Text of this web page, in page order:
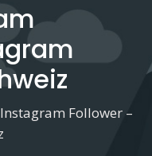
Follower –